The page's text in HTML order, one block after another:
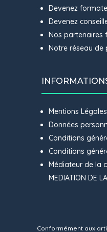
Devenez
Devenez
Nos partenaires
Notre réseau de
Mentions Légales
Données
Conditions
Conditions
Médiateur de la
MEDIATION DE
Conformément aux